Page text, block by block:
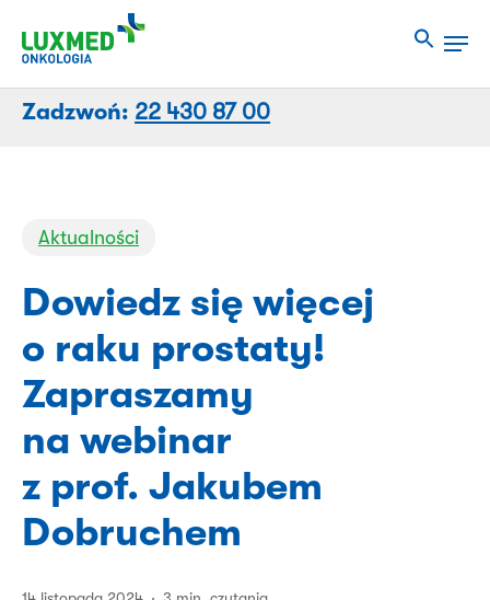
strony
Menu
Zadzwoń: 22 430 87 00
Aktualności
Dowiedz się więcej
o raku prostaty!
Zapraszamy
na webinar
z prof. Jakubem
Dobruchem